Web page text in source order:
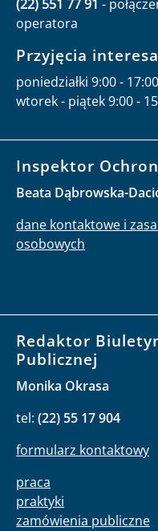
(22) 551 77 91 -
operatora
Przyjęcia
poniedziałki 9:00 - 17:00
wtorek - piątek 9:00 -
Inspektor
Beata Dąbrowska-
dane kontaktowe i
osobowych
Redaktor
Publicznej
Monika Okrasa
tel: (22) 55 17 904
formularz kontaktowy
praca
praktyki
zamówienia publiczne